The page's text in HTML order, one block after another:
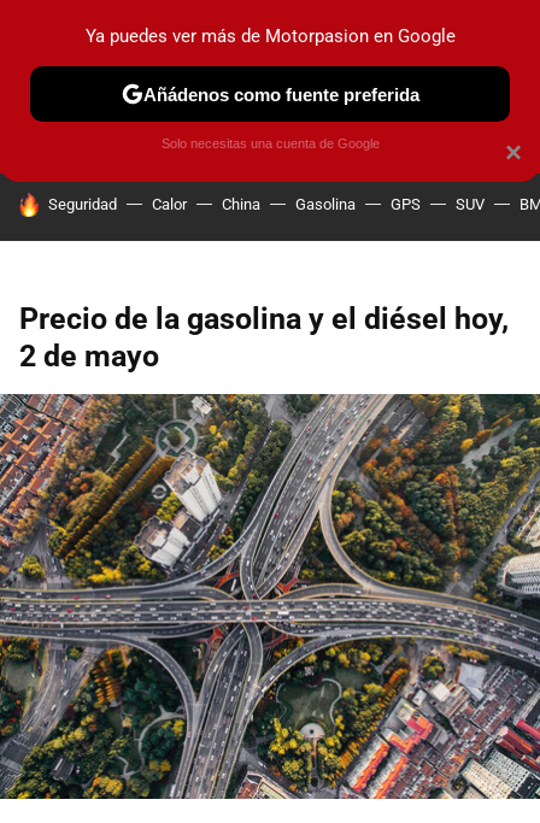
PRUEBAS COCHES ELÉCTRICOS OBSERVATORIO
HOY SE HABLA DE
Seguridad Calor China Gasolina GPS SUV
Precio de la gasolina y el diésel hoy,
2 de mayo
×
Ya puedes ver más de Motorpasion en Google
Añádenos como fuente preferida
Solo necesitas una cuenta de Google